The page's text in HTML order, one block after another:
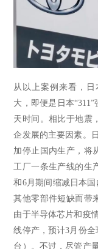
从以上案例来看，
大，即便是日本
天时间。相比于地震
企发展的主要因素。
加停止国内生产，将
工厂一条生产线的生
和6月期间缩减日本
其他零部件短缺而带
由于半导体芯片和疫
线停产，预计3月份
台）。不过，尽管产